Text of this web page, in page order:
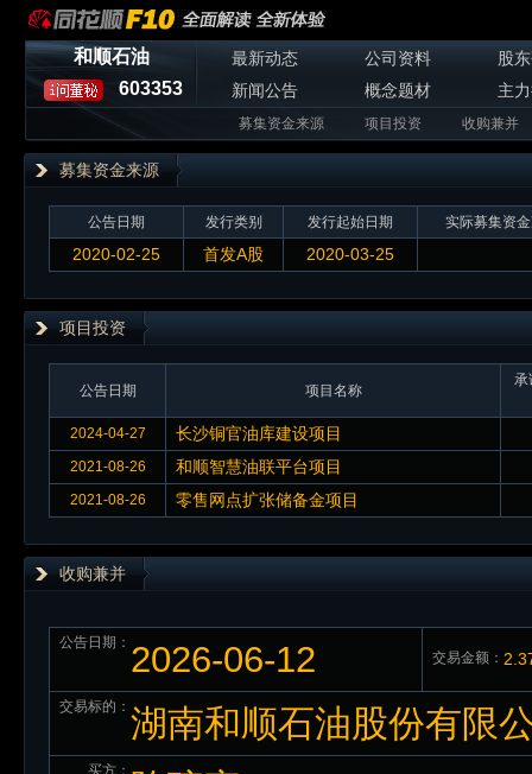
和顺石油
603353
最新动态 公司资料
股
新闻公告
概念题材 主
募集资金来源 项目投资 收购兼并
募集资金来源
公告日期 发行类别 发行起始日期 实际募集资
2020-02-25 首发A股 2020-03-25
项目投资
公告日期 项目名称
承
2024-04-27 长沙铜官油库建设项目
2021-08-26 和顺智慧油联平台项目
2021-08-26 零售网点扩张储备金项目
收购兼并
公告日期： 2026-06-12 交易金额：
交易标的： 湖南和顺石油股份有限
买方：